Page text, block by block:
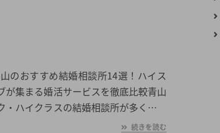
山のおすすめ結婚相談所14選！ハイス
が集まる婚活サービスを徹底比較青山
・ハイクラスの結婚相談所が多く集ま
の大手結婚相談所の支店も近いです。
続きを読む